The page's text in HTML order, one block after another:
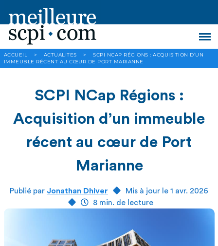
ACCUEIL > ACTUALITES >
SCPI NCAP RÉGIONS : ACQUISITION D’UN
IMMEUBLE RÉCENT AU CŒUR DE PORT MARIANNE
SCPI NCap Régions :
Acquisition d’un immeuble
récent au cœur de Port
Marianne
Publié par Jonathan Dhiver
Mis à jour le 1 avr. 2026
8 min. de lecture